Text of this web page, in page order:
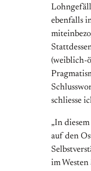
ebenfalls
(weiblich-
schliesse
„In
auf den
im